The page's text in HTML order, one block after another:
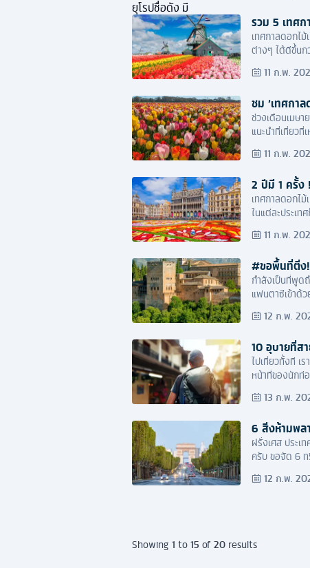
รวม 5 เทศ
เทศกาลดอกไ
ต่างๆ ได้ดีขึ้นก
11 ก.พ.
ชม ‘เทศกา
ช่วงเดือนเมษา
แนะนำที่เที่ยว
11 ก.พ.
2 ปีมี 1 ครั้ง
เทศกาลดอกไ
ในแต่ละประเ
11 ก.พ.
#ขอพื้นที่ติ่ง!
กำลังเป็นที่พูด
แฟนตาซีเข้าด้
12 ก.พ.
10 อุบายที่ส
ไปเที่ยวทั้งที เ
หน้าที่ของนักท่
13 ก.พ.
6 สิ่งห้ามพล
ฝรั่งเศส ประเท
ครับ ขอจัด 6
12 ก.พ.
Showing 1 to15 of 20 results